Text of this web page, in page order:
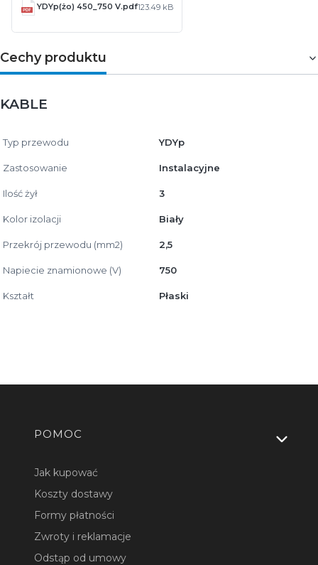
YDYp(żo) 450_750 V.pdf123.49 kB
Cechy produktu
KABLE
Typ przewodu YDYp
Zastosowanie Instalacyjne
Ilość żył 3
Kolor izolacji Biały
Przekrój przewodu (mm2) 2,5
Napiecie znamionowe (V) 750
Kształt Płaski
Linki w stopce
POMOC
Jak kupować
Koszty dostawy
Formy płatności
Zwroty i reklamacje
Odstąp od umowy